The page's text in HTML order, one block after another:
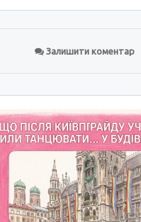
Залишити коментар